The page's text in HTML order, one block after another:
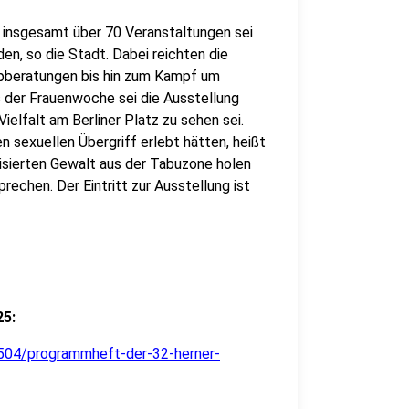
über 70 Veranstaltungen sei
so die Stadt. Dabei reichten die
bis hin zum Kampf um
Frauenwoche sei die Ausstellung
am Berliner Platz zu sehen sei.
sexuellen Übergriff erlebt hätten, heißt
Gewalt aus der Tabuzone holen
Der Eintritt zur Ausstellung ist
programmheft-der-32-herner-